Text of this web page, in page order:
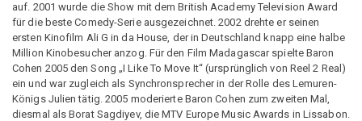
auf. 2001 wurde die Show mit dem British Academy Television Award
für die beste Comedy-Serie ausgezeichnet. 2002 drehte er seinen
ersten Kinofilm Ali G in da House, der in Deutschland knapp eine halbe
Million Kinobesucher anzog. Für den Film Madagascar spielte Baron
Cohen 2005 den Song „I Like To Move It“ (ursprünglich von Reel 2 Real)
ein und war zugleich als Synchronsprecher in der Rolle des Lemuren-
Königs Julien tätig. 2005 moderierte Baron Cohen zum zweiten Mal,
diesmal als Borat Sagdiyev, die MTV Europe Music Awards in Lissabon.